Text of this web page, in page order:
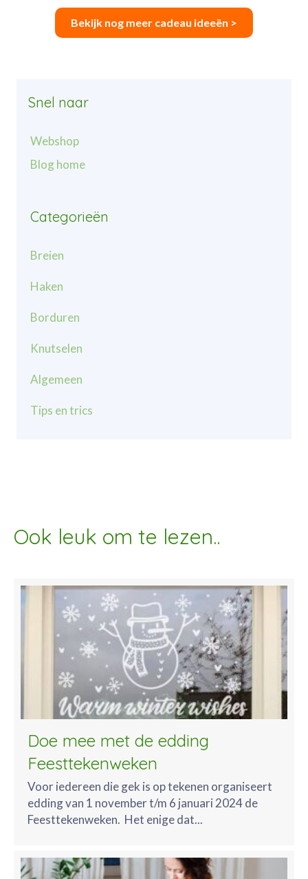
Bekijk nog meer cadeau ideeën >
Snel naar
Webshop
Blog home
Categorieën
Breien
Haken
Borduren
Knutselen
Algemeen
Tips en trics
Ook leuk om te lezen..
Doe mee met de edding
Feesttekenweken
Voor iedereen die gek is op tekenen organiseert
edding van 1 november t/m 6 januari 2024 de
Feesttekenweken. Het enige dat...